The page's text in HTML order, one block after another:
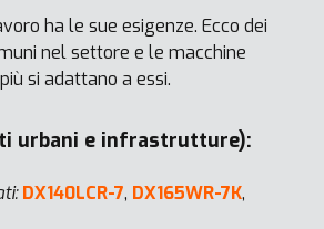
ha le sue esigenze. Ecco dei
nel settore e le macchine
si adattano a essi.
urbani e infrastrutture):
DX140LCR-7, DX165WR-7K,